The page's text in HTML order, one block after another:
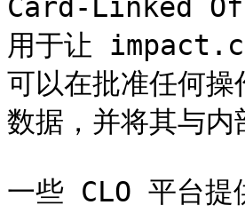
Card-Linked
用于让
可以在批准任何
数据，并将其与
一些 CLO 平台提